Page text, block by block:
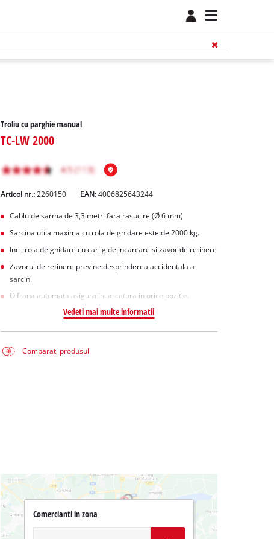
Troliu cu parghie manual
TC-LW 2000
Articol nr.: 2260150 EAN:4006825643244
Cablu de sarma de 3,3 metri fara rasucire (Ø 6 mm)
Sarcina utila maxima cu rola de ghidare este de 2000 kg.
Incl. rola de ghidare cu carlig de incarcare si zavor de retinere
Zavorul de retinere previne desprinderea accidentala a
sarcinii
O frana automata asigura incarcatura in orice pozitie.
Vedeti mai multe informatii
Comparati produsul
Comercianti in zona